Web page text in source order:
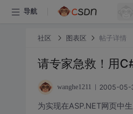
导航
社区 图表区 帖子详情
请专家急救！用
wanghe1211 2005-05-
为实现在ASP.NET网页中